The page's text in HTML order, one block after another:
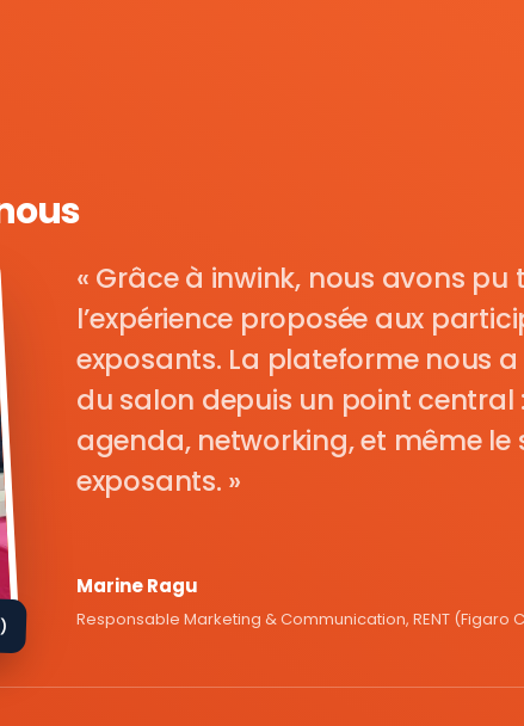
Grâce à inwink, nous avons
l’expérience proposée aux
exposants. La plateforme nous
du salon depuis un point central
agenda, networking, et même le
exposants.
Marine Ragu
Responsable Marketing & Communication, RENT (Figaro